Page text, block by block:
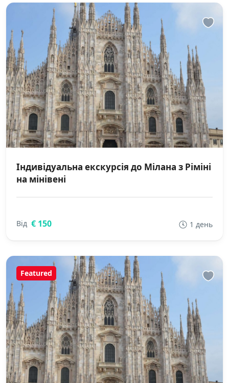
Індивідуальна екскурсія до Мілана з Ріміні
на мінівені
Від € 150 1 день
Featured